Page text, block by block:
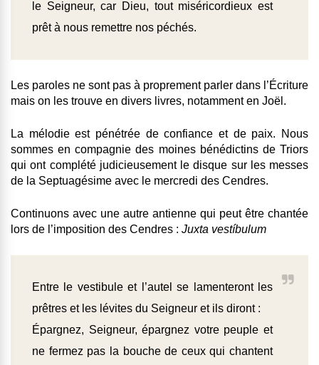
le Seigneur, car Dieu, tout miséricordieux est
prêt à nous remettre nos péchés.
Les paroles ne sont pas à proprement parler dans l’Écriture
mais on les trouve en divers livres, notamment en Joël.
La mélodie est pénétrée de confiance et de paix. Nous
sommes en compagnie des moines bénédictins de Triors
qui ont complété judicieusement le disque sur les messes
de la Septuagésime avec le mercredi des Cendres.
Continuons avec une autre antienne qui peut être chantée
lors de l’imposition des Cendres : Juxta vestíbulum
Entre le vestibule et l’autel se lamenteront les
prêtres et les lévites du Seigneur et ils diront :
Épargnez, Seigneur, épargnez votre peuple et
ne fermez pas la bouche de ceux qui chantent